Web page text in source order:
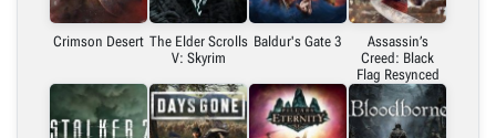
Crimson Desert The Elder Scrolls
V: Skyrim
Baldur's Gate 3
Assassin’s
Creed: Black
Flag Resynced